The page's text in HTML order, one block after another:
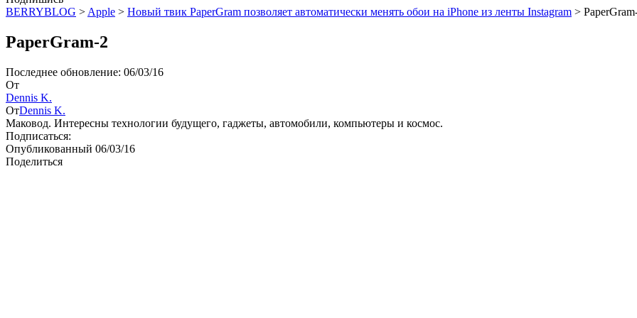
BERRYBLOG > Apple > Новый твик PaperGram позволяет автоматически менять обои на iPhone из ленты Instagram >
PaperGram-2
Последнее обновление: 06/03/16
От
Dennis K.
ОтDennis K.
Маковод. Интересны технологии будущего, гаджеты, автомобили, компьютеры и космос.
Подписаться:
Опубликованный 06/03/16
Поделиться